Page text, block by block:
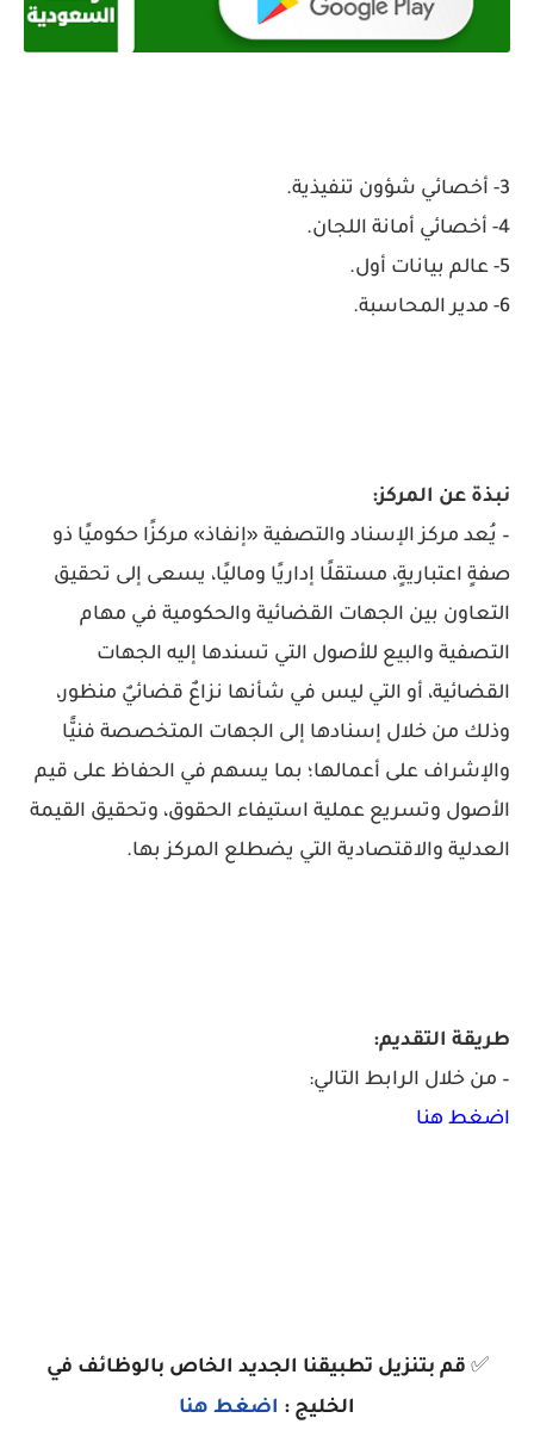
3- أخصائي شؤون تنفيذية.
4- أخصائي أمانة اللجان.
5- عالم بيانات أول.
6- مدير المحاسبة.
نبذة عن المركز:
– يُعد مركز الإسناد والتصفية «إنفاذ» ​​​​​​مركزًا حكوميًا ذو
صفةٍ اعتباريةٍ، مستقلًا إداريًا وماليًا، يسعى إلى تحقيق
التعاون بين الجهات القضائية والحكومية في مهام
التصفية والبيع للأصول التي تسندها إليه الجهات
القضائية، أو التي ليس في شأنها نزاعٌ قضائيٌ منظور،
وذلك من خلال إسنادها إلى الجهات المتخصصة فنيًّا
والإشراف على أعمالها؛ بما يسهم في الحفاظ على قيم
الأصول وتسريع عملية استيفاء الحقوق، وتحقيق القيمة
العدلية والاقتصادية التي يضطلع المركز بها.
طريقة التقديم:
– من خلال الرابط التالي:
اضغط هنا
✅ قم بتنزيل تطبيقنا الجديد الخاص بالوظائف في
الخليج : اضغط هنا